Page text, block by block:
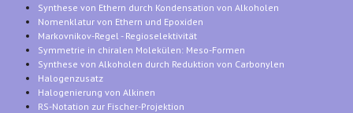
Synthese von Ethern durch Kondensation von Alkoholen
Nomenklatur von Ethern und Epoxiden
Markovnikov-Regel - Regioselektivität
Symmetrie in chiralen Molekülen: Meso-Formen
Synthese von Alkoholen durch Reduktion von Carbonylen
Halogenzusatz
Halogenierung von Alkinen
RS-Notation zur Fischer-Projektion